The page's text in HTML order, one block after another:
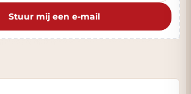
Stuur mij een e-mail